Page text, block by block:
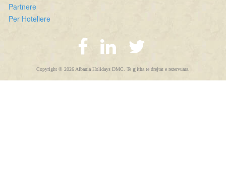
Partnere
Per Hoteliere
Copyright © 2026 Albania Holidays DMC. Te gjitha te drejtat e rezervuara.